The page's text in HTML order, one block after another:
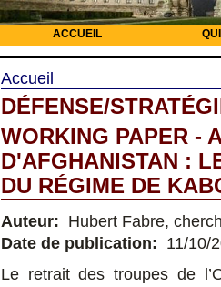
ACCUEIL
Accueil
DÉFENSE/
WORKING PAPER -
D'AFGHANISTAN :
DU RÉGIME DE
Auteur: Hubert Fabre,
Date de publication: 11/10/
Le retrait des troupes de